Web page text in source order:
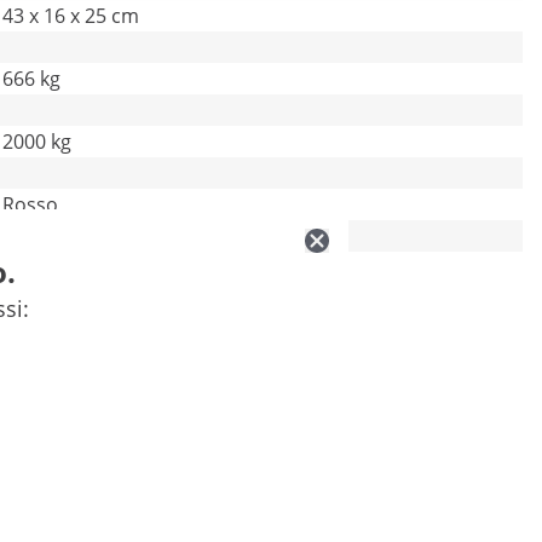
43 x 16 x 25 cm
666 kg
2000 kg
Rosso
54 x 26 x 31 cm